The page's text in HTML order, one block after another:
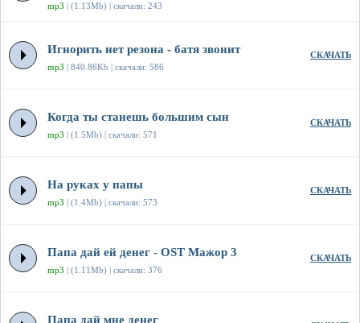
mp3 | (1.13Mb) | скачали: 243
Игнорить нет резона - батя звонит
mp3 | 840.86Kb | скачали: 586
СКАЧАТЬ
Когда ты станешь большим сын
mp3 | (1.5Mb) | скачали: 571
СКАЧАТЬ
На руках у папы
mp3 | (1.4Mb) | скачали: 573
СКАЧАТЬ
Папа дай ей денег - OST Мажор 3
mp3 | (1.11Mb) | скачали: 376
СКАЧАТЬ
Папа дай мне денег